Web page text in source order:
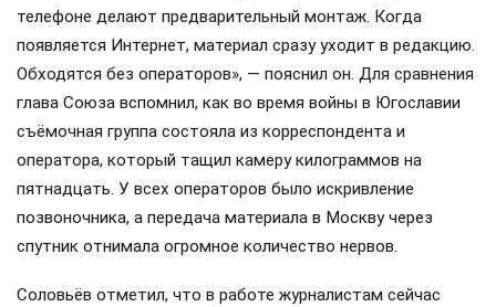
телефоне делают предварительный монтаж. Когда
появляется Интернет, материал сразу уходит в редакцию.
Обходятся без операторов», — пояснил он. Для сравнения
глава Союза вспомнил, как во время войны в Югославии
съёмочная группа состояла из корреспондента и
оператора, который тащил камеру килограммов на
пятнадцать. У всех операторов было искривление
позвоночника, а передача материала в Москву через
спутник отнимала огромное количество нервов.
Соловьёв отметил, что в работе журналистам сейчас